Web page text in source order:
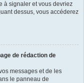
à signaler et vous devriez
dessus, vous accéderez
de rédaction de
messages et de les
le panneau de